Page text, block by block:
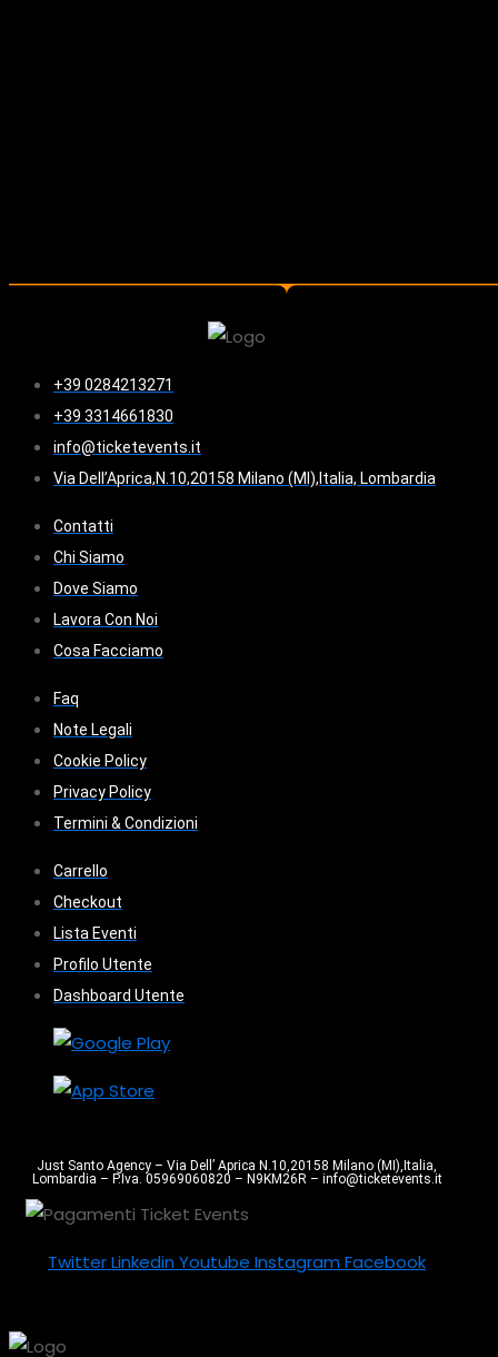
+39 0284213271
+39 3314661830
info@ticketevents.it
Via Dell’Aprica,N.10,20158 Milano (MI),Italia, Lombardia
Contatti
Chi Siamo
Dove Siamo
Lavora Con Noi
Cosa Facciamo
Faq
Note Legali
Cookie Policy
Privacy Policy
Termini & Condizioni
Carrello
Checkout
Lista Eventi
Profilo Utente
Dashboard Utente
Just Santo Agency – Via Dell’ Aprica N.10,20158 Milano (MI),Italia,
Lombardia – P.Iva. 05969060820 – N9KM26R – info@ticketevents.it
TwitterLinkedin Youtube Instagram Facebook